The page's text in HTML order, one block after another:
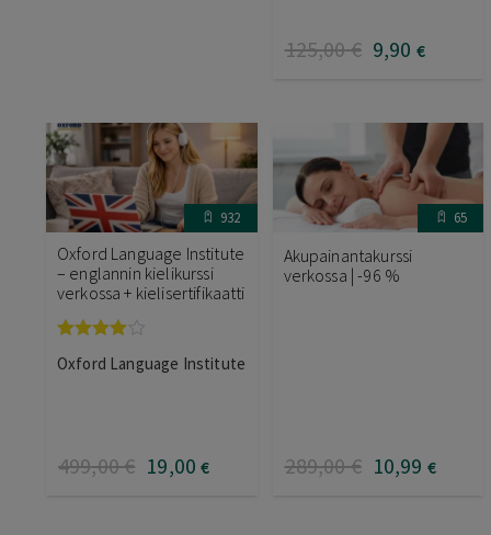
125,00€ 9,90 €
932
Oxford Language Institute
– englannin kielikurssi
verkossa + kielisertifikaatti
tuotteesta:
Oxford Language Institute
499,00€ 19,00 €
65
Akupainantakurssi
verkossa | -96 %
289,00€ 10,99 €